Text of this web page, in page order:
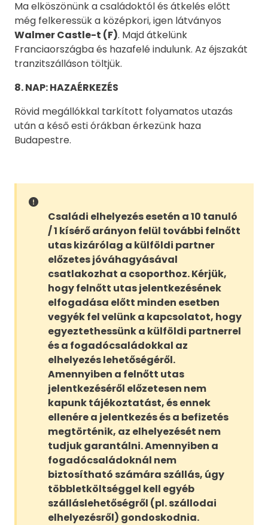
Ma elköszönünk a családoktól és átkelés előtt
még felkeressük a középkori, igen látványos
Walmer Castle-t (F). Majd átkelünk
Franciaországba és hazafelé indulunk. Az éjszakát
tranzitszálláson töltjük.
8. NAP: HAZAÉRKEZÉS
Rövid megállókkal tarkított folyamatos utazás
után a késő esti órákban érkezünk haza
Budapestre.
Családi elhelyezés esetén a 10 tanuló
/ 1 kísérő arányon felül további felnőtt
utas kizárólag a külföldi partner
előzetes jóváhagyásával
csatlakozhat a csoporthoz. Kérjük,
hogy felnőtt utas jelentkezésének
elfogadása előtt minden esetben
vegyék fel velünk a kapcsolatot, hogy
egyeztethessünk a külföldi partnerrel
és a fogadócsaládokkal az
elhelyezés lehetőségéről.
Amennyiben a felnőtt utas
jelentkezéséről előzetesen nem
kapunk tájékoztatást, és ennek
ellenére a jelentkezés és a befizetés
megtörténik, az elhelyezését nem
tudjuk garantálni. Amennyiben a
fogadócsaládoknál nem
biztosítható számára szállás, úgy
többletköltséggel kell egyéb
szálláslehetőségről (pl. szállodai
elhelyezésről) gondoskodnia.